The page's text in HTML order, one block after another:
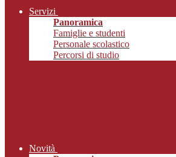
Servizi
Panoramica
Famiglie e studenti
Personale scolastico
Percorsi di studio
Novità